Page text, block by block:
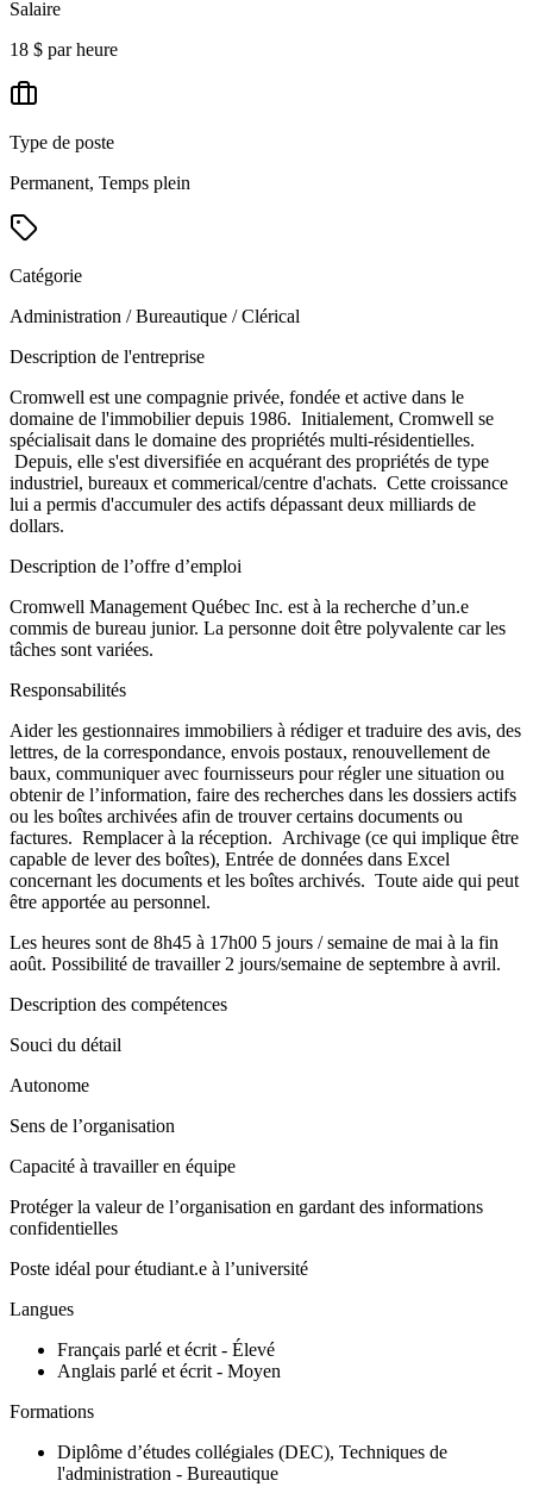
Salaire
18 $ par heure
Type de poste
Permanent, Temps plein
Catégorie
Administration / Bureautique / Clérical
Description de l'entreprise
Cromwell est une compagnie privée, fondée et active dans le
domaine de l'immobilier depuis 1986. Initialement, Cromwell se
spécialisait dans le domaine des propriétés multi-résidentielles.
Depuis, elle s'est diversifiée en acquérant des propriétés de type
industriel, bureaux et commerical/centre d'achats. Cette croissance
lui a permis d'accumuler des actifs dépassant deux milliards de
dollars.
Description de l’offre d’emploi
Cromwell Management Québec Inc. est à la recherche d’un.e
commis de bureau junior. La personne doit être polyvalente car les
tâches sont variées.
Responsabilités
Aider les gestionnaires immobiliers à rédiger et traduire des avis, des
lettres, de la correspondance, envois postaux, renouvellement de
baux, communiquer avec fournisseurs pour régler une situation ou
obtenir de l’information, faire des recherches dans les dossiers actifs
ou les boîtes archivées afin de trouver certains documents ou
factures. Remplacer à la réception. Archivage (ce qui implique être
capable de lever des boîtes), Entrée de données dans Excel
concernant les documents et les boîtes archivés. Toute aide qui peut
être apportée au personnel.
Les heures sont de 8h45 à 17h00 5 jours / semaine de mai à la fin
août. Possibilité de travailler 2 jours/semaine de septembre à avril.
Description des compétences
Souci du détail
Autonome
Sens de l’organisation
Capacité à travailler en équipe
Protéger la valeur de l’organisation en gardant des informations
confidentielles
Poste idéal pour étudiant.e à l’université
Langues
Français parlé et écrit - Élevé
Anglais parlé et écrit - Moyen
Formations
Diplôme d’études collégiales (DEC), Techniques de
l'administration - Bureautique